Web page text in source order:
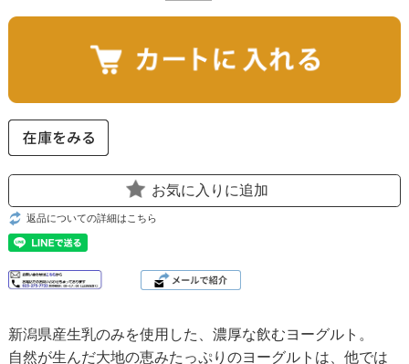
お気に入りに追加
返品についての詳細はこちら
新潟県産生乳のみを使用した、濃厚な飲むヨーグルト。
自然が生んだ大地の恵みたっぷりのヨーグルトは、他では